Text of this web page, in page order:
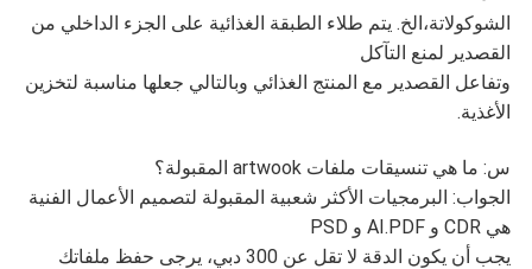
الشوكولاتة،الخ. يتم طلاء الطبقة الغذائية على الجزء الداخلي من
القصدير لمنع التآكل
وتفاعل القصدير مع المنتج الغذائي وبالتالي جعلها مناسبة لتخزين
الأغذية.
س: ما هي تنسيقات ملفات artwook المقبولة؟
الجواب: البرمجيات الأكثر شعبية المقبولة لتصميم الأعمال الفنية
هي CDR و AI.PDF و PSD
يجب أن يكون الدقة لا تقل عن 300 دبي، يرجى حفظ ملفاتك